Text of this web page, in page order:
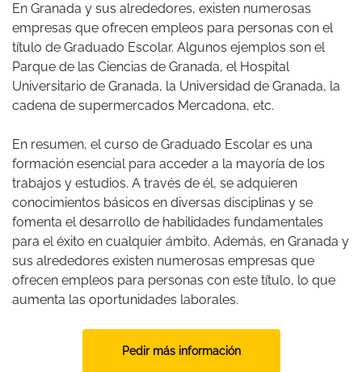
En Granada y sus alrededores, existen numerosas
empresas que ofrecen empleos para personas con el
título de Graduado Escolar. Algunos ejemplos son el
Parque de las Ciencias de Granada, el Hospital
Universitario de Granada, la Universidad de Granada, la
cadena de supermercados Mercadona, etc.
En resumen, el curso de Graduado Escolar es una
formación esencial para acceder a la mayoría de los
trabajos y estudios. A través de él, se adquieren
conocimientos básicos en diversas disciplinas y se
fomenta el desarrollo de habilidades fundamentales
para el éxito en cualquier ámbito. Además, en Granada y
sus alrededores existen numerosas empresas que
ofrecen empleos para personas con este título, lo que
aumenta las oportunidades laborales.
Pedir más información